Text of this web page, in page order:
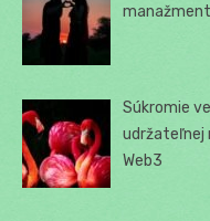
Súkromie
udržateľnej
Web3